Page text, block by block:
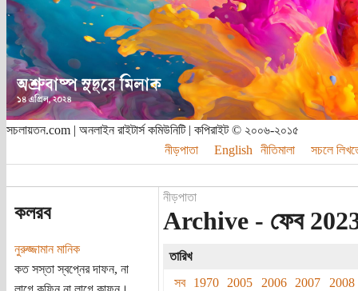
সচলায়তন.com | অনলাইন রাইটার্স কমিউনিটি | কপিরাইট © ২০০৬-২০১৫
নীড়পাতা
English নীতিমালা সচলে
কলরব
নুরুজ্জামান মানিক
কত সস্তা স্বপ্নের দাফন, না
নীড়পাতা
Archive - ফেব
তারিখ
সব
1970 2005 2006 2007
2008